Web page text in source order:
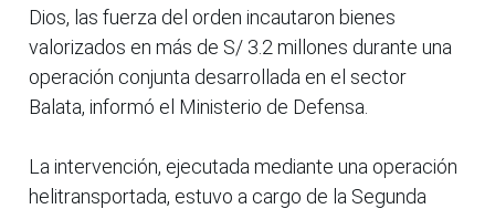
Dios, las fuerza del orden incautaron bienes
valorizados en más de S/ 3.2 millones durante una
operación conjunta desarrollada en el sector
Balata, informó el Ministerio de Defensa.
La intervención, ejecutada mediante una operación
helitransportada, estuvo a cargo de la Segunda